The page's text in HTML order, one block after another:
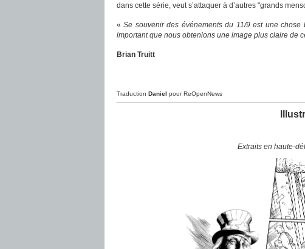
dans cette série, veut s’attaquer à d’autres "grands
« Se souvenir des événements du 11/9 est une
important que nous obtenions une image plus claire de
Brian Truitt
Traduction Daniel pour ReOpenNews
Extraits en haute-